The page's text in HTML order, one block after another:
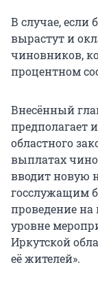
В случае, если
вырастут и
чиновников,
процентном
Внесённый
предполагает
областного
выплатах
вводит новую
госслужащим
проведение
уровне
Иркутской
её жителей».